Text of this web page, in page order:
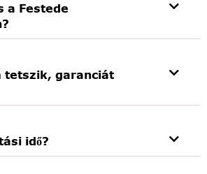
a Festede
tetszik, garanciát
idő?